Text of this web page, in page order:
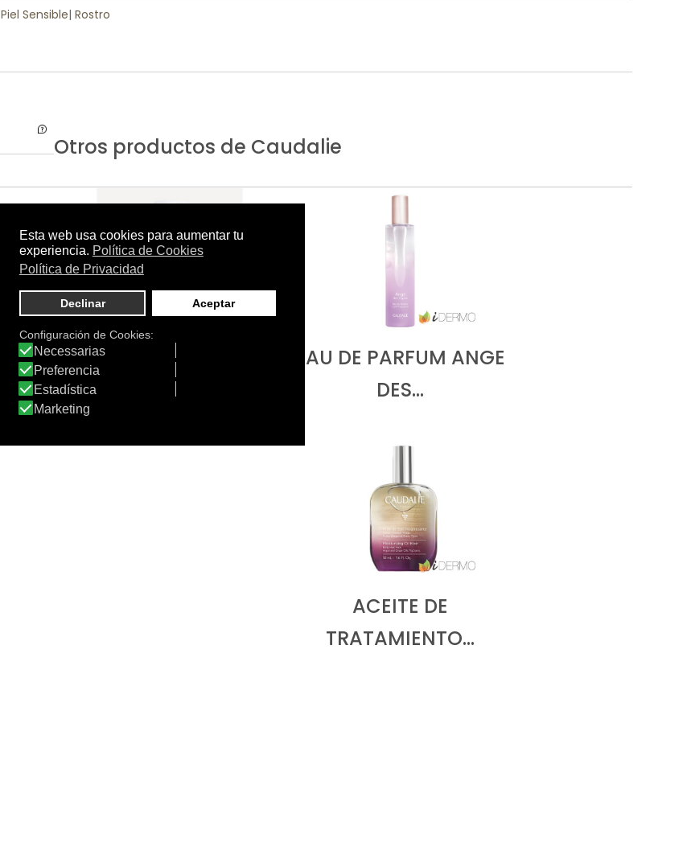
Piel Sensible| Rostro
Otros productos de Caudalie
ESPUMA
MICROPEELING
EAU DE PARFUM ANGE
DES…
ACEITE DE
TRATAMIENTO…